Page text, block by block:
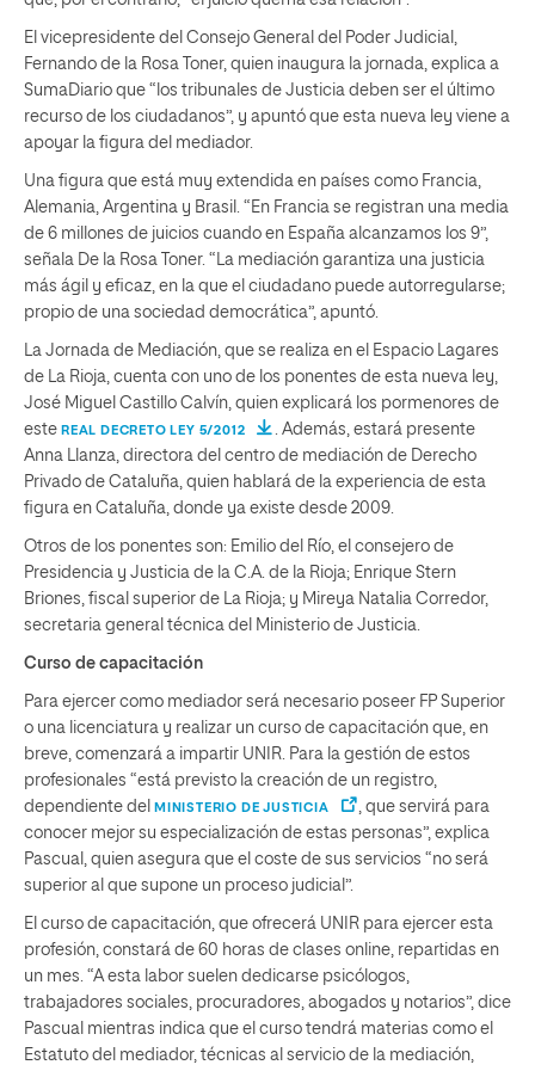
El vicepresidente del Consejo General del Poder Judicial,
Fernando de la Rosa Toner, quien inaugura la jornada, explica a
SumaDiario que “los tribunales de Justicia deben ser el último
recurso de los ciudadanos”, y apuntó que esta nueva ley viene a
apoyar la figura del mediador.
Una figura que está muy extendida en países como Francia,
Alemania, Argentina y Brasil. “En Francia se registran una media
de 6 millones de juicios cuando en España alcanzamos los 9”,
señala De la Rosa Toner. “La mediación garantiza una justicia
más ágil y eficaz, en la que el ciudadano puede autorregularse;
propio de una sociedad democrática”, apuntó.
La Jornada de Mediación, que se realiza en el Espacio Lagares
de La Rioja, cuenta con uno de los ponentes de esta nueva ley,
José Miguel Castillo Calvín, quien explicará los pormenores de
este REAL DECRETO LEY 5/2012
. Además, estará presente
Anna Llanza, directora del centro de mediación de Derecho
Privado de Cataluña, quien hablará de la experiencia de esta
figura en Cataluña, donde ya existe desde 2009.
Otros de los ponentes son: Emilio del Río, el consejero de
Presidencia y Justicia de la C.A. de la Rioja; Enrique Stern
Briones, fiscal superior de La Rioja; y Mireya Natalia Corredor,
secretaria general técnica del Ministerio de Justicia.
Curso de capacitación
Para ejercer como mediador será necesario poseer FP Superior
o una licenciatura y realizar un curso de capacitación que, en
breve, comenzará a impartir UNIR. Para la gestión de estos
profesionales “está previsto la creación de un registro,
dependiente del
MINISTERIO DE JUSTICIA
, que servirá para
conocer mejor su especialización de estas personas”, explica
Pascual, quien asegura que el coste de sus servicios “no será
superior al que supone un proceso judicial”.
El curso de capacitación, que ofrecerá UNIR para ejercer esta
profesión, constará de 60 horas de clases online, repartidas en
un mes. “A esta labor suelen dedicarse psicólogos,
trabajadores sociales, procuradores, abogados y notarios”, dice
Pascual mientras indica que el curso tendrá materias como el
Estatuto del mediador, técnicas al servicio de la mediación,